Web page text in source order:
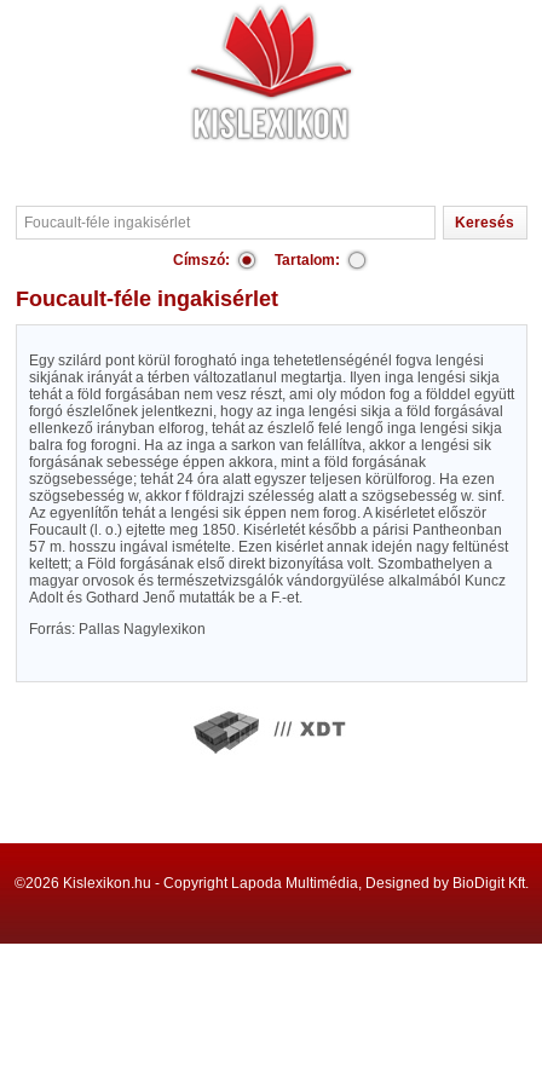
Címszó: Tartalom:
Foucault-féle ingakisérlet
Egy szilárd pont körül forogható inga tehetetlenségénél fogva lengési
sikjának irányát a térben változatlanul megtartja. Ilyen inga lengési sikja
tehát a föld forgásában nem vesz részt, ami oly módon fog a földdel együtt
forgó észlelőnek jelentkezni, hogy az inga lengési sikja a föld forgásával
ellenkező irányban elforog, tehát az észlelő felé lengő inga lengési sikja
balra fog forogni. Ha az inga a sarkon van felállítva, akkor a lengési sik
forgásának sebessége éppen akkora, mint a föld forgásának
szögsebessége; tehát 24 óra alatt egyszer teljesen körülforog. Ha ezen
szögsebesség w, akkor fföldrajzi szélesség alatt a szögsebesség w. sinf.
Az egyenlítőn tehát a lengési sik éppen nem forog. A kisérletet először
Foucault (l. o.) ejtette meg 1850. Kisérletét később a párisi Pantheonban
57 m. hosszu ingával ismételte. Ezen kisérlet annak idején nagy feltünést
keltett; a Föld forgásának első direkt bizonyítása volt. Szombathelyen a
magyar orvosok és természetvizsgálók vándorgyülése alkalmából Kuncz
Adolt és Gothard Jenő mutatták be a F.-et.
Forrás: Pallas Nagylexikon
©2026 Kislexikon.hu - Copyright Lapoda Multimédia, Designed by BioDigit Kft.